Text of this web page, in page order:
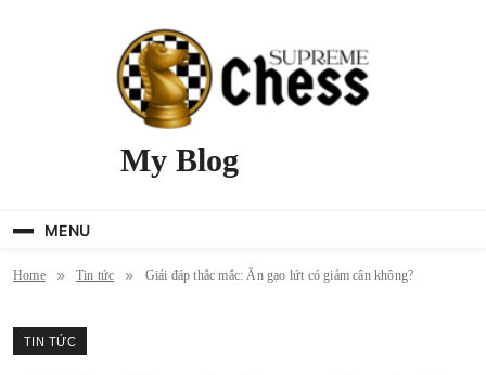
My Blog
MENU
Home Tin tức Giải đáp thắc mắc: Ăn gạo lứt có giảm cân không?
TIN TỨC